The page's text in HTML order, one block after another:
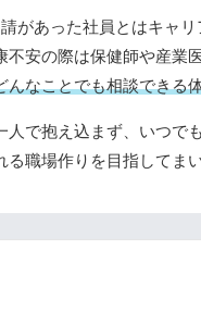
があった社員とはキャ
不安の際は保健師や産業
んなことでも相談できる
人で抱え込まず、いつで
る職場作りを目指してま